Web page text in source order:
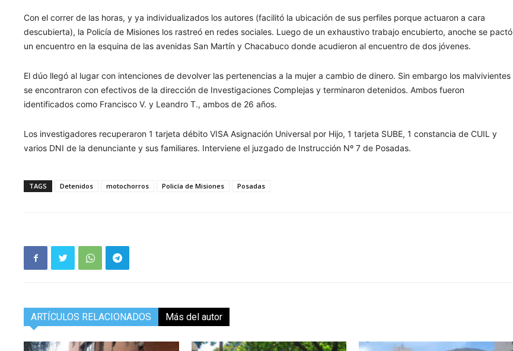
Con el correr de las horas, y ya individualizados los autores (facilitó la ubicación de sus perfiles porque actuaron a cara
descubierta), la Policía de Misiones los rastreó en redes sociales. Luego de un exhaustivo trabajo encubierto, anoche se pactó
un encuentro en la esquina de las avenidas San Martín y Chacabuco donde acudieron al encuentro de dos jóvenes.
El dúo llegó al lugar con intenciones de devolver las pertenencias a la mujer a cambio de dinero. Sin embargo los malvivientes
se encontraron con efectivos de la dirección de Investigaciones Complejas y terminaron detenidos. Ambos fueron
identificados como Francisco V. y Leandro T., ambos de 26 años.
Los investigadores recuperaron 1 tarjeta débito VISA Asignación Universal por Hijo, 1 tarjeta SUBE, 1 constancia de CUIL y
varios DNI de la denunciante y sus familiares. Interviene el juzgado de Instrucción Nº 7 de Posadas.
TAGS Detenidos motochorros Policía de Misiones Posadas
ARTÍCULOS RELACIONADOS Más del autor